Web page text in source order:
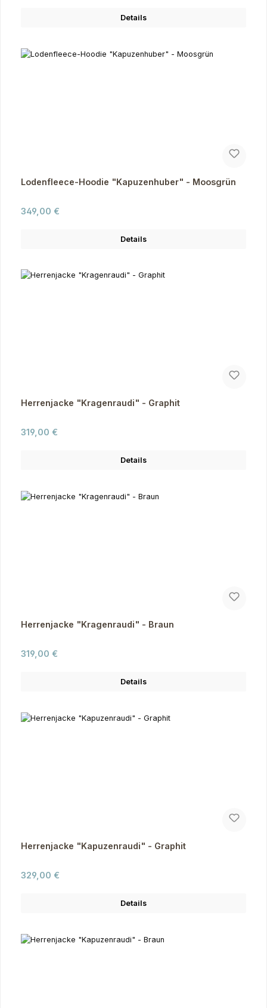
Details
Lodenfleece-Hoodie "Kapuzenhuber" - Moosgrün
Regulärer Preis:
349,00 €
Details
Herrenjacke "Kragenraudi" - Graphit
Regulärer Preis:
319,00 €
Details
Herrenjacke "Kragenraudi" - Braun
Regulärer Preis:
319,00 €
Details
Herrenjacke "Kapuzenraudi" - Graphit
Regulärer Preis:
329,00 €
Details